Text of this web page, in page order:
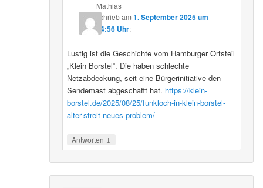
Mathias
schriebam 1. September 2025 um
14:56 Uhr:
Lustig ist die Geschichte vom Hamburger Ortsteil
„Klein Borstel“. Die haben schlechte
Netzabdeckung, seit eine Bürgerinitiative den
Sendemast abgeschafft hat. https://klein-
borstel.de/2025/08/25/funkloch-in-klein-borstel-
alter-streit-neues-problem/
Antworten ↓